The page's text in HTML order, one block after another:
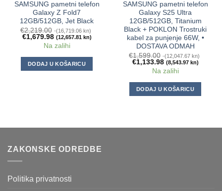
SAMSUNG pametni telefon
Galaxy Z Fold7
12GB/512GB, Jet Black
€2,219.00 (16,719.06 kn)
€1,679.98 (12,657.81 kn)
Na zalihi
DODAJ U KOŠARICU
SAMSUNG pametni telefon
Galaxy S25 Ultra
12GB/512GB, Titanium
Black + POKLON Trostruki
kabel za punjenje 66W, •
DOSTAVA ODMAH
€1,599.00 (12,047.67 kn)
€1,133.98 (8,543.97 kn)
Na zalihi
DODAJ U KOŠARICU
ZAKONSKE ODREDBE
Politika privatnosti